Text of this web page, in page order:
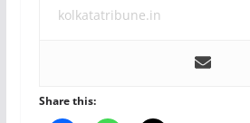
kolkatatribune.in
Share this: